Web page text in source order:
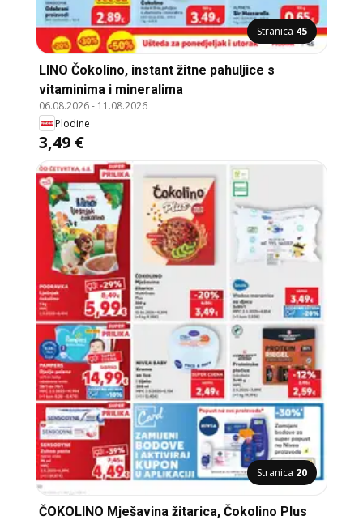
Stranica 45
LINO Čokolino, instant žitne pahuljice s
vitaminima i mineralima
06.08.2026- 11.08.2026
Plodine
3,49 €
Stranica 20
ČOKOLINO Mješavina žitarica, Čokolino Plus